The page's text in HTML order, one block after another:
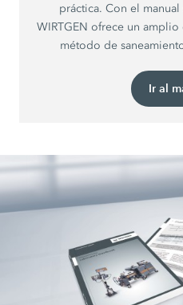
práctica. Con el
WIRTGEN ofrece un
método de
Ir al